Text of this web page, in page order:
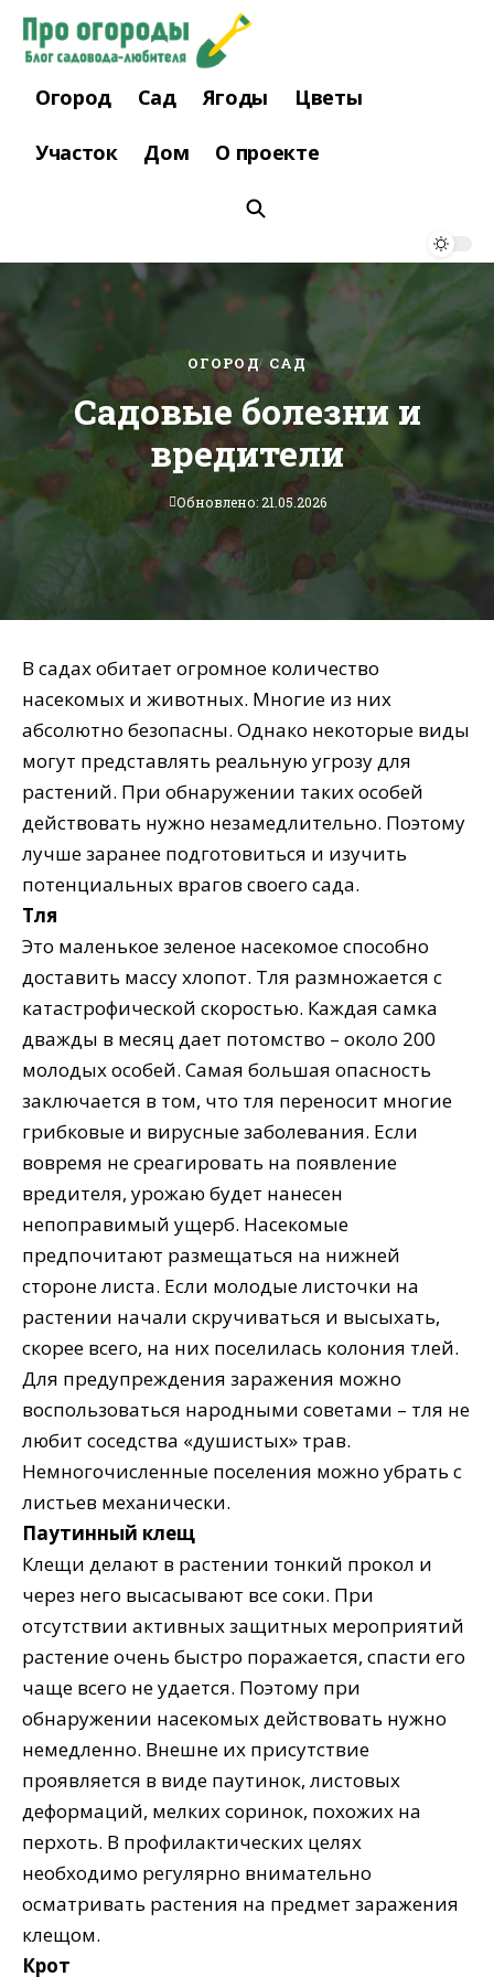
Огород Сад Ягоды Цветы
Участок Дом О проекте
ОГОРОД САД
Садовые болезни и
вредители
Обновлено: 21.05.2026
В садах обитает огромное количество
насекомых и животных. Многие из них
абсолютно безопасны. Однако некоторые виды
могут представлять реальную угрозу для
растений. При обнаружении таких особей
действовать нужно незамедлительно. Поэтому
лучше заранее подготовиться и изучить
потенциальных врагов своего сада.
Тля
Это маленькое зеленое насекомое способно
доставить массу хлопот. Тля размножается с
катастрофической скоростью. Каждая самка
дважды в месяц дает потомство – около 200
молодых особей. Самая большая опасность
заключается в том, что тля переносит многие
грибковые и вирусные заболевания. Если
вовремя не среагировать на появление
вредителя, урожаю будет нанесен
непоправимый ущерб. Насекомые
предпочитают размещаться на нижней
стороне листа. Если молодые листочки на
растении начали скручиваться и высыхать,
скорее всего, на них поселилась колония тлей.
Для предупреждения заражения можно
воспользоваться народными советами – тля не
любит соседства «душистых» трав.
Немногочисленные поселения можно убрать с
листьев механически.
Паутинный клещ
Клещи делают в растении тонкий прокол и
через него высасывают все соки. При
отсутствии активных защитных мероприятий
растение очень быстро поражается, спасти его
чаще всего не удается. Поэтому при
обнаружении насекомых действовать нужно
немедленно. Внешне их присутствие
проявляется в виде паутинок, листовых
деформаций, мелких соринок, похожих на
перхоть. В профилактических целях
необходимо регулярно внимательно
осматривать растения на предмет заражения
клещом.
Крот